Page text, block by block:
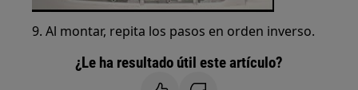
9. Al montar, repita los pasos en orden inverso.
¿Le ha resultado útil este artículo?